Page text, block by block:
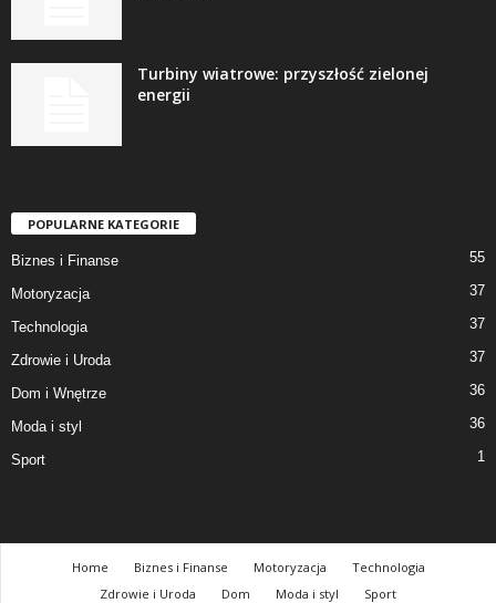
Turbiny wiatrowe: przyszłość zielonej
energii
POPULARNE KATEGORIE
Biznes i Finanse 55
Motoryzacja 37
Technologia 37
Zdrowie i Uroda 37
Dom i Wnętrze 36
Moda i styl 36
Sport 1
Home Biznes i Finanse Motoryzacja
Technologia
Zdrowie i Uroda
Dom Moda i styl Sport